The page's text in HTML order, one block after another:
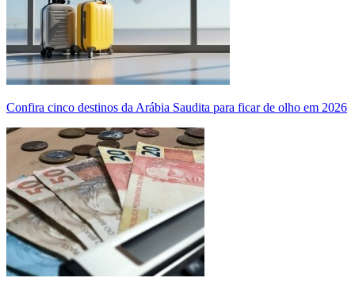
Confira cinco destinos da Arábia Saudita para ficar de olho em 2026